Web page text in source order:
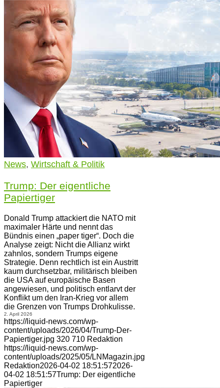
News, Wirtschaft & Politik
Trump: Der eigentliche
Papiertiger
Donald Trump attackiert die NATO mit
maximaler Härte und nennt das
Bündnis einen „paper tiger“. Doch die
Analyse zeigt: Nicht die Allianz wirkt
zahnlos, sondern Trumps eigene
Strategie. Denn rechtlich ist ein Austritt
kaum durchsetzbar, militärisch bleiben
die USA auf europäische Basen
angewiesen, und politisch entlarvt der
Konflikt um den Iran-Krieg vor allem
die Grenzen von Trumps Drohkulisse.
2. April 2026
https://liquid-news.com/wp-
content/uploads/2026/04/Trump-Der-
Papiertiger.jpg 320 710 Redaktion
https://liquid-news.com/wp-
content/uploads/2025/05/LNMagazin.jpg
Redaktion2026-04-02 18:51:572026-
04-02 18:51:57Trump: Der eigentliche
Papiertiger